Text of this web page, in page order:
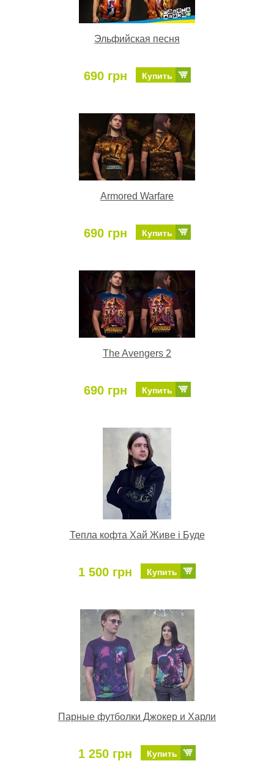
Эльфийская песня
690 грн Купить
Armored Warfare
690 грн Купить
The Avengers 2
690 грн Купить
Тепла кофта Хай Живе і Буде
1 500 грн Купить
Парные футболки Джокер и Харли
1 250 грн Купить